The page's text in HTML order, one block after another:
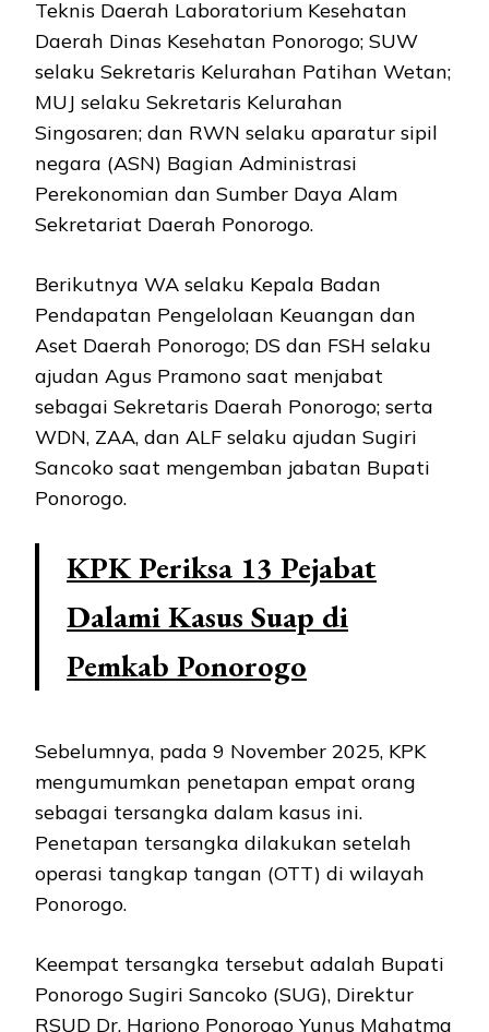
Teknis Daerah Laboratorium Kesehatan
Daerah Dinas Kesehatan Ponorogo; SUW
selaku Sekretaris Kelurahan Patihan Wetan;
MUJ selaku Sekretaris Kelurahan
Singosaren; dan RWN selaku aparatur sipil
negara (ASN) Bagian Administrasi
Perekonomian dan Sumber Daya Alam
Sekretariat Daerah Ponorogo.
Berikutnya WA selaku Kepala Badan
Pendapatan Pengelolaan Keuangan dan
Aset Daerah Ponorogo; DS dan FSH selaku
ajudan Agus Pramono saat menjabat
sebagai Sekretaris Daerah Ponorogo; serta
WDN, ZAA, dan ALF selaku ajudan Sugiri
Sancoko saat mengemban jabatan Bupati
Ponorogo.
KPK Periksa 13 Pejabat
Dalami Kasus Suap di
Pemkab Ponorogo
Sebelumnya, pada 9 November 2025, KPK
mengumumkan penetapan empat orang
sebagai tersangka dalam kasus ini.
Penetapan tersangka dilakukan setelah
operasi tangkap tangan (OTT) di wilayah
Ponorogo.
Keempat tersangka tersebut adalah Bupati
Ponorogo Sugiri Sancoko (SUG), Direktur
RSUD Dr. Harjono Ponorogo Yunus Mahatma